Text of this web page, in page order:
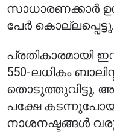
സാധാരണക്കാർ
പേർ കൊല്ലപ്പെട്ടു.
പ്രതികാരമായി
550-ലധികം
തൊടുത്തുവിട്ടു,
പക്ഷേ
നാശനഷ്ടങ്ങൾ